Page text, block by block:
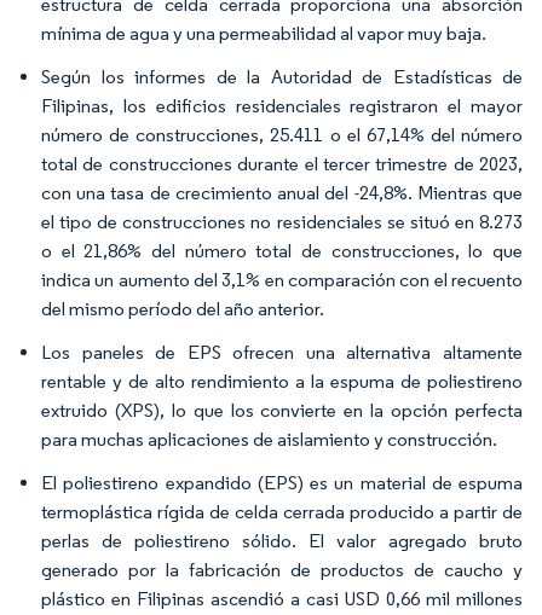
mínima de agua y una permeabilidad al vapor muy baja.
Según los informes de la Autoridad de Estadísticas de
Filipinas, los edificios residenciales registraron el mayor
número de construcciones, 25.411 o el 67,14% del número
total de construcciones durante el tercer trimestre de 2023,
con una tasa de crecimiento anual del -24,8%. Mientras que
el tipo de construcciones no residenciales se situó en 8.273
o el 21,86% del número total de construcciones, lo que
indica un aumento del 3,1% en comparación con el recuento
del mismo período del año anterior.
Los paneles de EPS ofrecen una alternativa altamente
rentable y de alto rendimiento a la espuma de poliestireno
extruido (XPS), lo que los convierte en la opción perfecta
para muchas aplicaciones de aislamiento y construcción.
El poliestireno expandido (EPS) es un material de espuma
termoplástica rígida de celda cerrada producido a partir de
perlas de poliestireno sólido. El valor agregado bruto
generado por la fabricación de productos de caucho y
plástico en Filipinas ascendió a casi USD 0,66 mil millones